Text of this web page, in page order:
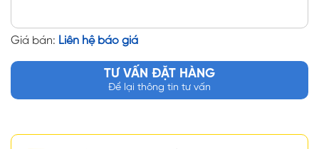
Giá bán: Liên hệ báo giá
TƯ VẤN ĐẶT HÀNG
Để lại thông tin tư vấn